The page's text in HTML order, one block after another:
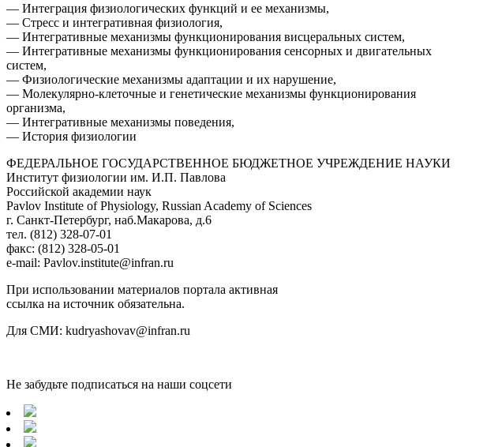
— Интеграция физиологических функций и ее механизмы,
— Стресс и интегративная физиология,
— Интегративные механизмы функционирования висцеральных систем,
— Интегративные механизмы функционирования сенсорных и двигательных
систем,
— Физиологические механизмы адаптации и их нарушение,
— Молекулярно-клеточные и генетические механизмы функционирования
организма,
— Интегративные механизмы поведения,
— История физиологии
ФЕДЕРАЛЬНОЕ ГОСУДАРСТВЕННОЕ БЮДЖЕТНОЕ УЧРЕЖДЕНИЕ НАУКИ
Институт физиологии им. И.П. Павлова
Российской академии наук
Pavlov Institute of Physiology, Russian Academy of Sciences
г. Санкт-Петербург, наб.Макарова, д.6
тел. (812) 328-07-01
факс: (812) 328-05-01
e-mail: Pavlov.institute@infran.ru
При использовании материалов портала активная
ссылка на источник обязательна.
Для СМИ: kudryashovav@infran.ru
Не забудьте подписаться на наши соцсети